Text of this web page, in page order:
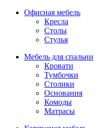
Офисная мебель
Кресла
Столы
Стулья
Мебель для спальни
Кровати
Тумбочки
Столики
Основания
Комоды
Матрасы